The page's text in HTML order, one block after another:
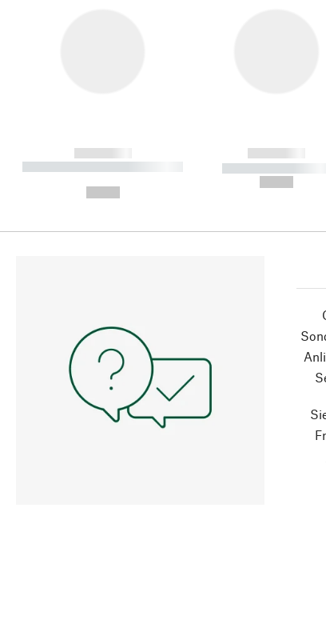
------------
----------- ----------- ----------
------------
----------- -----------